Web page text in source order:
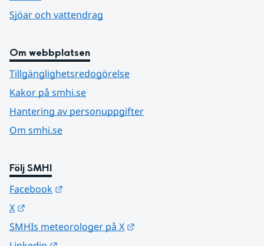
Sjöar och vattendrag
Om webbplatsen
Tillgänglighetsredogörelse
Kakor på smhi.se
Hantering av personuppgifter
Om smhi.se
Följ SMHI
Facebook
X
SMHIs meteorologer på X